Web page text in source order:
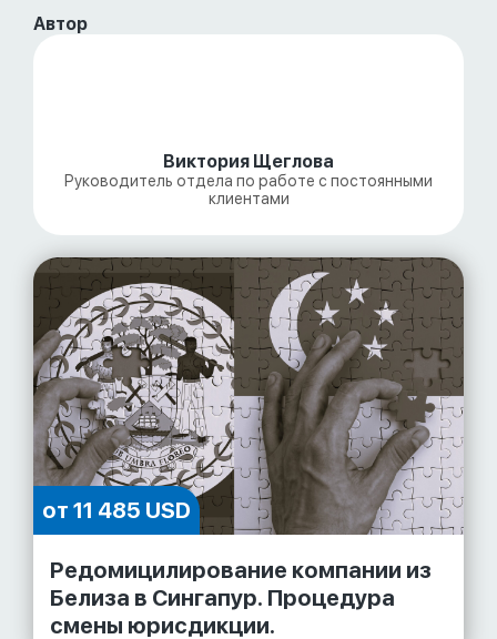
Автор
Виктория Щеглова
Руководитель отдела по работе с постоянными
клиентами
от 11 485 USD
Редомицилирование компании из
Белиза в Сингапур. Процедура
смены юрисдикции.